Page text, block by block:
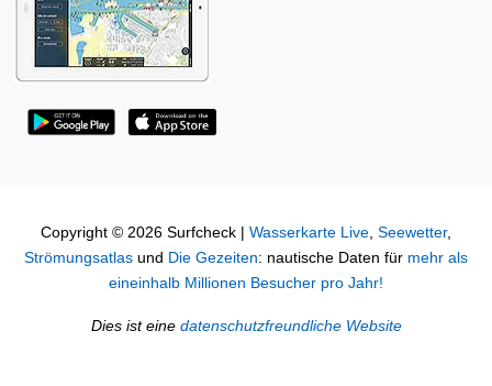
Copyright © 2026 Surfcheck | Wasserkarte Live, Seewetter,
Strömungsatlas und Die Gezeiten: nautische Daten für mehr als
eineinhalb Millionen Besucher pro Jahr!
Dies ist eine datenschutzfreundliche Website